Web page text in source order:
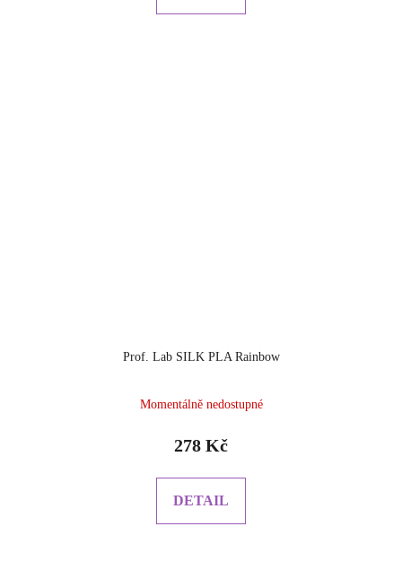
Prof. Lab SILK PLA Rainbow
Momentálně nedostupné
278 Kč
DETAIL